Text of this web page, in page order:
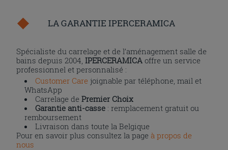
LA GARANTIE IPERCERAMICA
Spécialiste du carrelage et de l’aménagement salle de
bains depuis 2004,IPERCERAMICA offre un service
professionnel et personnalisé :
Customer Care joignable par téléphone, mail et
WhatsApp
Carrelage dePremier Choix
Garantie anti-casse : remplacement gratuit ou
remboursement
Livraison dans toute la Belgique
Pour en savoir plus consultez la page à propos de
nous